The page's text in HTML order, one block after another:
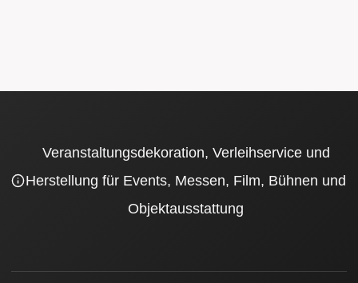
Veranstaltungsdekoration, Verleihservice und
Herstellung für Events, Messen, Film, Bühnen und
Objektausstattung